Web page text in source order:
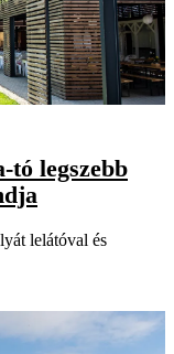
tó legszebb
lelátóval és